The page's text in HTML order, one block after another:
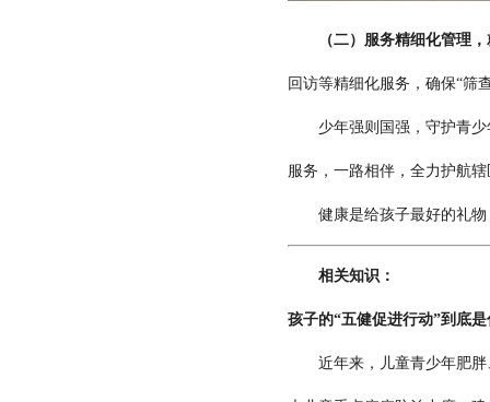
（二）服务精细化管理
回访等精细化服务，确保“筛
少年强则国强，守护青少
服务，一路相伴，全力护航
健康是给孩子最好的礼物
相关知识：
孩子的“五健促进行动”到底
近年来，儿童青少年肥胖